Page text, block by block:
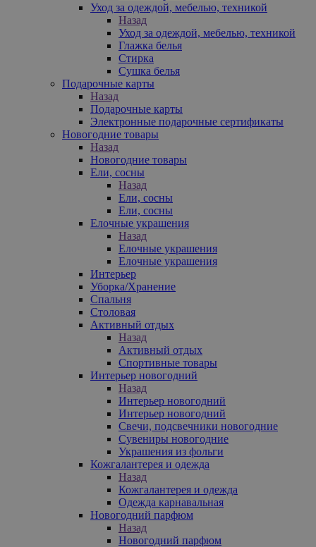
Уход за одеждой, мебелью, техникой
Назад
Уход за одеждой, мебелью, техникой
Глажка белья
Стирка
Сушка белья
Подарочные карты
Назад
Подарочные карты
Электронные подарочные сертификаты
Новогодние товары
Назад
Новогодние товары
Ели, сосны
Назад
Ели, сосны
Ели, сосны
Елочные украшения
Назад
Елочные украшения
Елочные украшения
Интерьер
Уборка/Хранение
Спальня
Столовая
Активный отдых
Назад
Активный отдых
Спортивные товары
Интерьер новогодний
Назад
Интерьер новогодний
Интерьер новогодний
Свечи, подсвечники новогодние
Сувениры новогодние
Украшения из фольги
Кожгалантерея и одежда
Назад
Кожгалантерея и одежда
Одежда карнавальная
Новогодний парфюм
Назад
Новогодний парфюм